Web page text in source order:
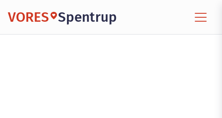
VORES Spentrup